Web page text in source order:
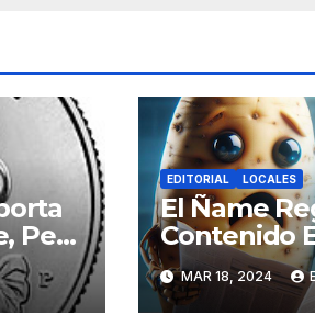
Pero
EDITORIAL LOCALES
El Ñame
Contenido
Generado
Artificial
MAR 18, 2024